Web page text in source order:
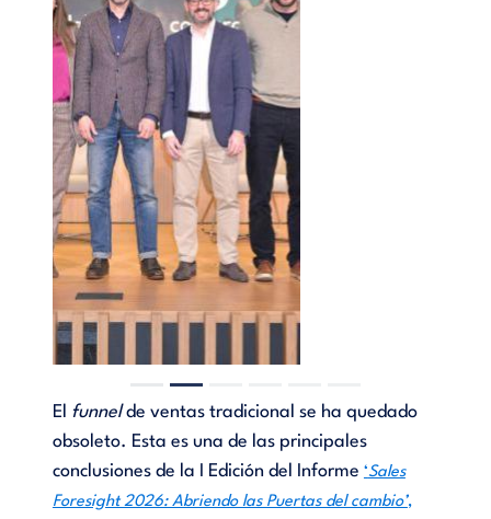
El funnelde ventas tradicional se ha quedado
obsoleto. Esta es una de las principales
conclusiones de la I Edición del Informe ‘Sales
Foresight 2026: Abriendo las Puertas del cambio’,